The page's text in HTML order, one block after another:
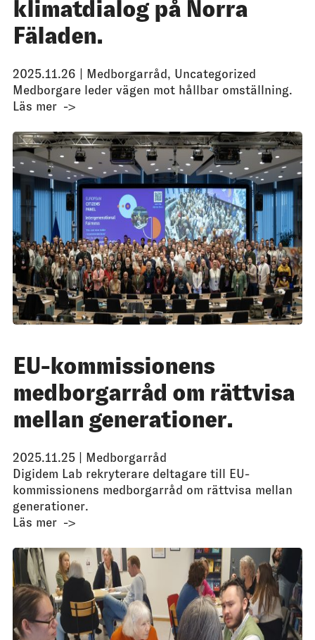
klimatdialog på Norra
Fäladen.
2025.11.26 | Medborgarråd, Uncategorized
Medborgare leder vägen mot hållbar omställning.
Läs mer
EU-kommissionens
medborgarråd om rättvisa
mellan generationer.
2025.11.25 |
Medborgarråd
Digidem Lab rekryterare deltagare till EU-
kommissionens medborgarråd om rättvisa mellan
generationer.
Läs mer